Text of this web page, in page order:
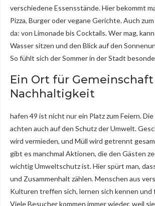
verschiedene Essensstände. Hier bekommt
Pizza, Burger oder vegane Gerichte. Auch
da: von Limonade bis Cocktails. Wer mag,
Wasser sitzen und den Blick auf den
So fühlt sich der Sommer in der Stadt
Ein Ort für Gemeinschaft
Nachhaltigkeit
hafen 49 ist nicht nur ein Platz zum Feiern.
achten auch auf den Schutz der Umwelt.
wird vermieden, und Müll wird getrennt
gibt es manchmal Aktionen, die den Gästen
wichtig Umweltschutz ist. Hier spürt man,
und Zusammenhalt zählen. Menschen aus
Kulturen treffen sich, lernen sich kennen und
Viele Besucher kommen immer wieder, weil